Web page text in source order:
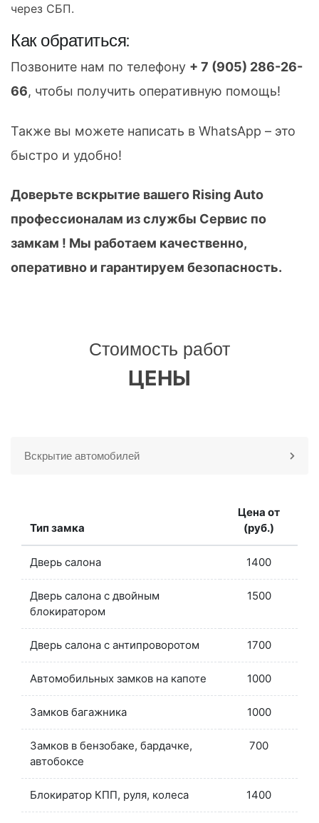
через СБП.
Как обратиться:
Позвоните нам по телефону + 7 (905) 286-26-
66, чтобы получить оперативную помощь!
Также вы можете написать в WhatsApp – это
быстро и удобно!
Доверьте вскрытие вашего Rising Auto
профессионалам из службы Сервис по
замкам ! Мы работаем качественно,
оперативно и гарантируем безопасность.
Стоимость работ
ЦЕНЫ
Вскрытие автомобилей
Тип замка
Цена от
(руб.)
Дверь салона 1400
Дверь салона с двойным
блокиратором
1500
Дверь салона с антипроворотом 1700
Автомобильных замков на капоте 1000
Замков багажника 1000
Замков в бензобаке, бардачке,
автобоксе
700
Блокиратор КПП, руля, колеса 1400